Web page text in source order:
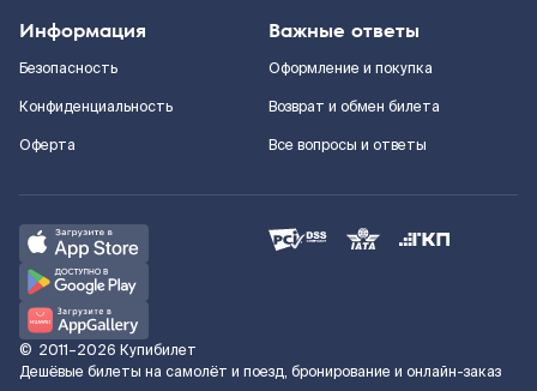
Информация
Безопасность
Конфиденциальность
Оферта
Важные ответы
Оформление и покупка
Возврат и обмен билета
Все вопросы и ответы
© 2011–2026 Купибилет
Дешёвые билеты на самолёт и поезд, бронирование и онлайн-заказ